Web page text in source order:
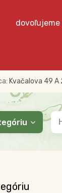
dovoľujeme
Kvačalova 49